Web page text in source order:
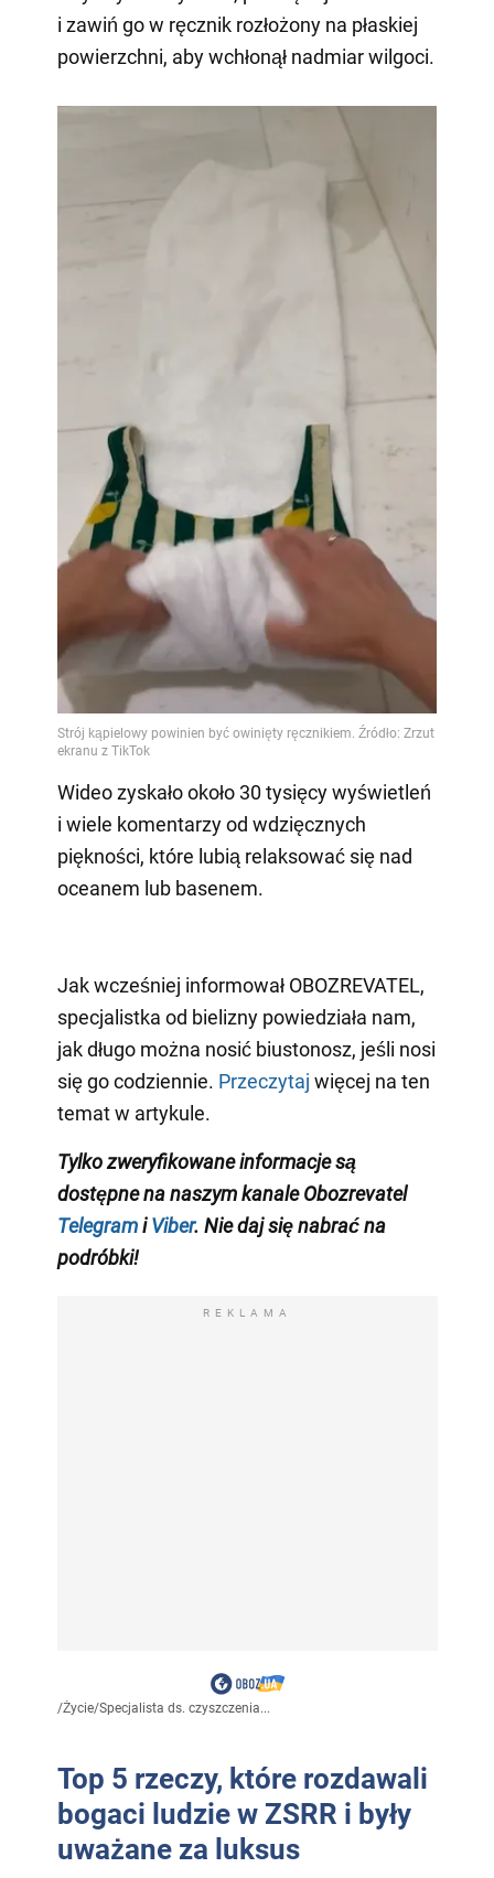
i zawiń go w ręcznik rozłożony na płaskiej
powierzchni, aby wchłonął nadmiar wilgoci.
Wideo zyskało około 30 tysięcy wyświetleń
i wiele komentarzy od wdzięcznych
piękności, które lubią relaksować się nad
oceanem lub basenem.
Jak wcześniej informował OBOZREVATEL,
specjalistka od bielizny powiedziała nam,
jak długo można nosić biustonosz, jeśli nosi
się go codziennie. Przeczytaj więcej na ten
temat w artykule.
Tylko zweryfikowane informacje są
dostępne na naszym kanale Obozrevatel
TelegramiViber. Nie daj się nabrać na
podróbki!
REKLAMA
/Życie/Specjalista ds. czyszczenia...
Top 5 rzeczy, które rozdawali
bogaci ludzie w ZSRR i były
uważane za luksus